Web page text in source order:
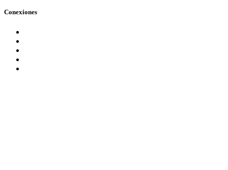
Conexiones